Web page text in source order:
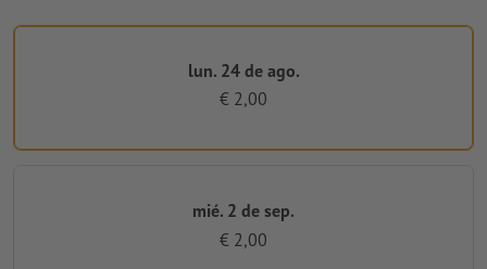
lun. 24 de ago.
€ 2,00
mié. 2 de sep.
€ 2,00